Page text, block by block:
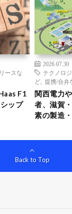
ースな
F1
ップ
2026.07.30
テクノロ
ど
提携/合弁
関西電力
者、滋賀
素の製造
Back to Top